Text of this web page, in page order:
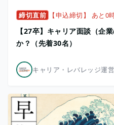
締切直前 【申込締切】 あと0
【27卒】キャリア面談（企
か？（先着30名）
キャリア・レバレッジ運